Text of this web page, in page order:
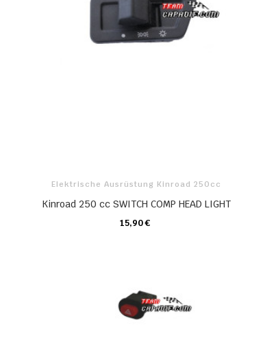
Elektrische Ausrüstung Kinroad 250cc
Kinroad 250 cc SWITCH COMP HEAD LIGHT
15,90 €
KARTE